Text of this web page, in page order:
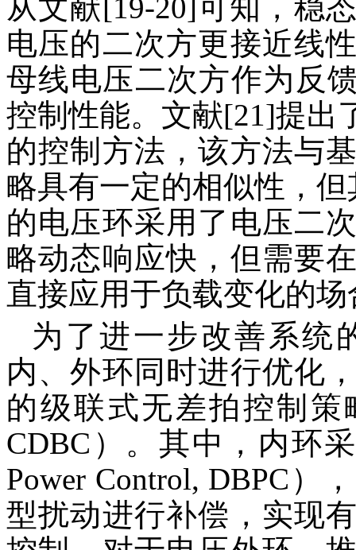
从文献[19-20]可知，稳
电压的二次方更接近线
母线电压二次方作为反
控制性能。文献[21]提出
的控制方法，该方法与
略具有一定的相似性，
的电压环采用了电压二
略动态响应快，但需要
直接应用于负载变化的场
为了进一步改善系统
内、外环同时进行优化
的级联式无差拍控制策
CDBC）。其中，内环
Power Control, DBPC）
型扰动进行补偿，实现